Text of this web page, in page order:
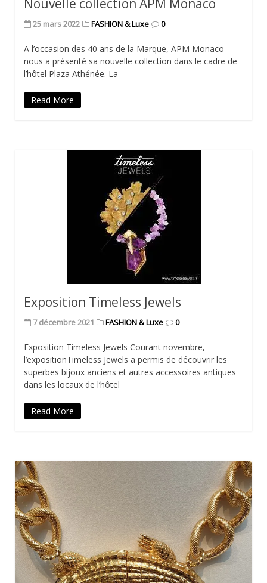
Nouvelle collection APM Monaco
25 mars 2022 FASHION & Luxe 0
A l’occasion des 40 ans de la Marque, APM Monaco
nous a présenté sa nouvelle collection dans le cadre de
l’hôtel Plaza Athénée. La
Read More
Exposition Timeless Jewels
7 décembre 2021 FASHION & Luxe 0
Exposition Timeless Jewels Courant novembre,
l’expositionTimeless Jewels a permis de découvrir les
superbes bijoux anciens et autres accessoires antiques
dans les locaux de l’hôtel
Read More